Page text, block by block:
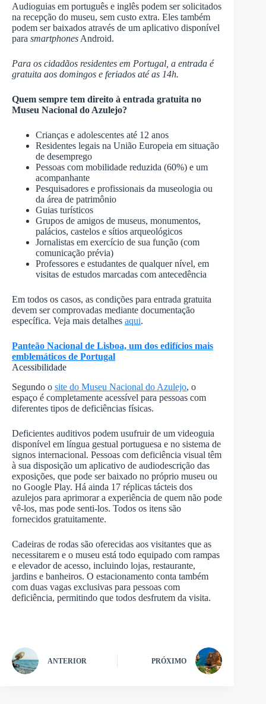
Audioguias em português e inglês podem ser solicitados
na recepção do museu, sem custo extra. Eles também
podem ser baixados através de um aplicativo disponível
para smartphones Android.
Para os cidadãos residentes em Portugal, a entrada é
gratuita aos domingos e feriados até as 14h.
Quem sempre tem direito à entrada gratuita no
Museu Nacional do Azulejo?
Crianças e adolescentes até 12 anos
Residentes legais na União Europeia em situação
de desemprego
Pessoas com mobilidade reduzida (60%) e um
acompanhante
Pesquisadores e profissionais da museologia ou
da área de patrimônio
Guias turísticos
Grupos de amigos de museus, monumentos,
palácios, castelos e sítios arqueológicos
Jornalistas em exercício de sua função (com
comunicação prévia)
Professores e estudantes de qualquer nível, em
visitas de estudos marcadas com antecedência
Em todos os casos, as condições para entrada gratuita
devem ser comprovadas mediante documentação
específica. Veja mais detalhes aqui.
Panteão Nacional de Lisboa, um dos edifícios mais
emblemáticos de Portugal
Acessibilidade
Segundo o site do Museu Nacional do Azulejo, o
espaço é completamente acessível para pessoas com
diferentes tipos de deficiências físicas.
Deficientes auditivos podem usufruir de um videoguia
disponível em língua gestual portuguesa e no sistema de
signos internacional. Pessoas com deficiência visual têm
à sua disposição um aplicativo de audiodescrição das
exposições, que pode ser baixado no próprio museu ou
no Google Play. Há ainda 17 réplicas tácteis dos
azulejos para aprimorar a experiência de quem não pode
vê-los, mas pode senti-los. Todos os itens são
fornecidos gratuitamente.
Cadeiras de rodas são oferecidas aos visitantes que as
necessitarem e o museu está todo equipado com rampas
e elevador de acesso, incluindo lojas, restaurante,
jardins e banheiros. O estacionamento conta também
com duas vagas exclusivas para pessoas com
deficiência, permitindo que todos desfrutem da visita.
ANTERIOR PRÓXIMO